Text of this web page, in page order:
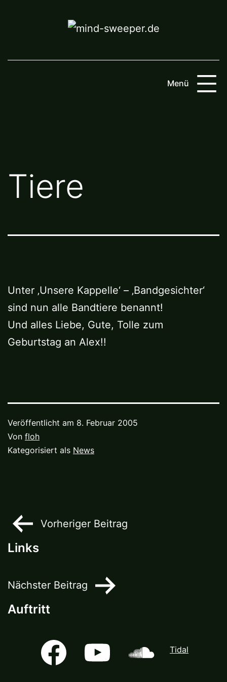
Menü
Tiere
Unter ‚Unsere Kappelle‘ – ‚Bandgesichter‘
sind nun alle Bandtiere benannt!
Und alles Liebe, Gute, Tolle zum
Geburtstag an Alex!!
Veröffentlicht am 8. Februar 2005
Von floh
Kategorisiert als News
Beitragsnavigation
Vorheriger Beitrag
Links
Nächster Beitrag
Auftritt
Facebook Youtube Soundcloud
Tidal